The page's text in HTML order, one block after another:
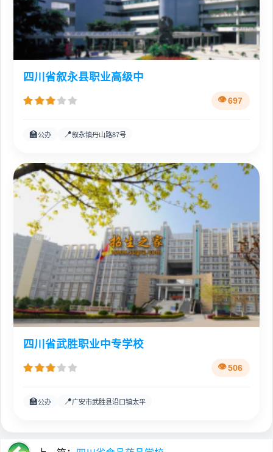
四川省叙永县职业高级中
697
🏫公办 📍叙永镇丹山路87号
四川省武胜职业中专学校
506
🏫公办 📍广安市武胜县沿口镇太平